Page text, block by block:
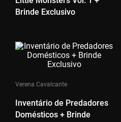
Brinde Exclusivo
Verena Cavalcante
Inventário de Predadores
Domésticos + Brinde